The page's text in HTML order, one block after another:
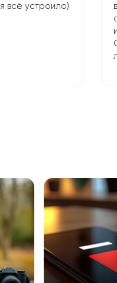
всё устроило)